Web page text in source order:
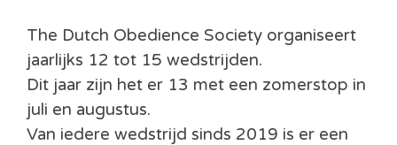
The Dutch Obedience Society organiseert
jaarlijks 12 tot 15 wedstrijden.
Dit jaar zijn het er 13 met een zomerstop in
juli en augustus.
Van iedere wedstrijd sinds 2019 is er een